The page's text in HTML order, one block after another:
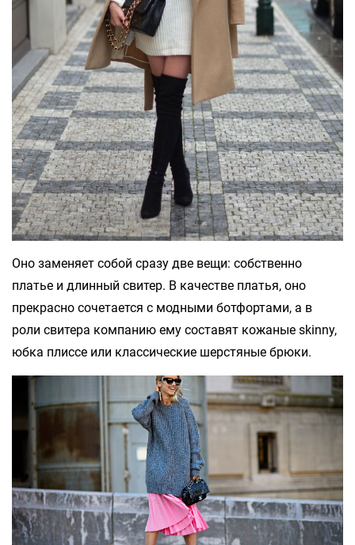
Оно заменяет собой сразу две вещи: собственно
платье и длинный свитер. В качестве платья, оно
прекрасно сочетается с модными ботфортами, а в
роли свитера компанию ему составят кожаные skinny,
юбка плиссе или классические шерстяные брюки.